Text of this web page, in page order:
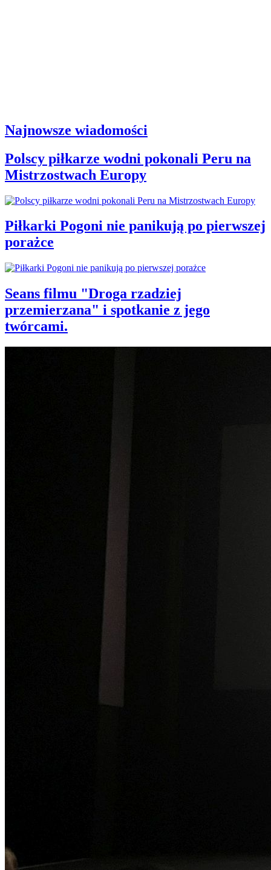
Najnowsze wiadomości
Polscy piłkarze wodni pokonali Peru na
Mistrzostwach Europy
Piłkarki Pogoni nie panikują po pierwszej
porażce
Seans filmu "Droga rzadziej
przemierzana" i spotkanie z jego
twórcami.